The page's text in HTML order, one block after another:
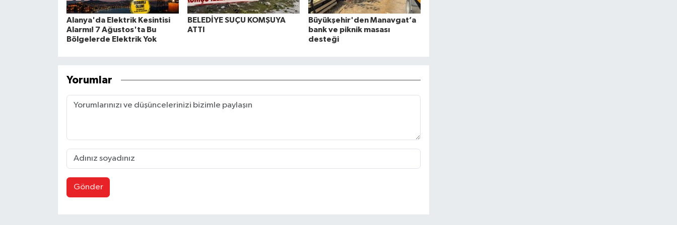
Alanya'da Elektrik Kesintisi
Alarmı! 7 Ağustos'ta Bu
Bölgelerde Elektrik Yok
BELEDİYE SUÇU KOMŞUYA
ATTI
Büyükşehir'den Manavgat’a
bank ve piknik masası
desteği
Yorumlar
Gönder